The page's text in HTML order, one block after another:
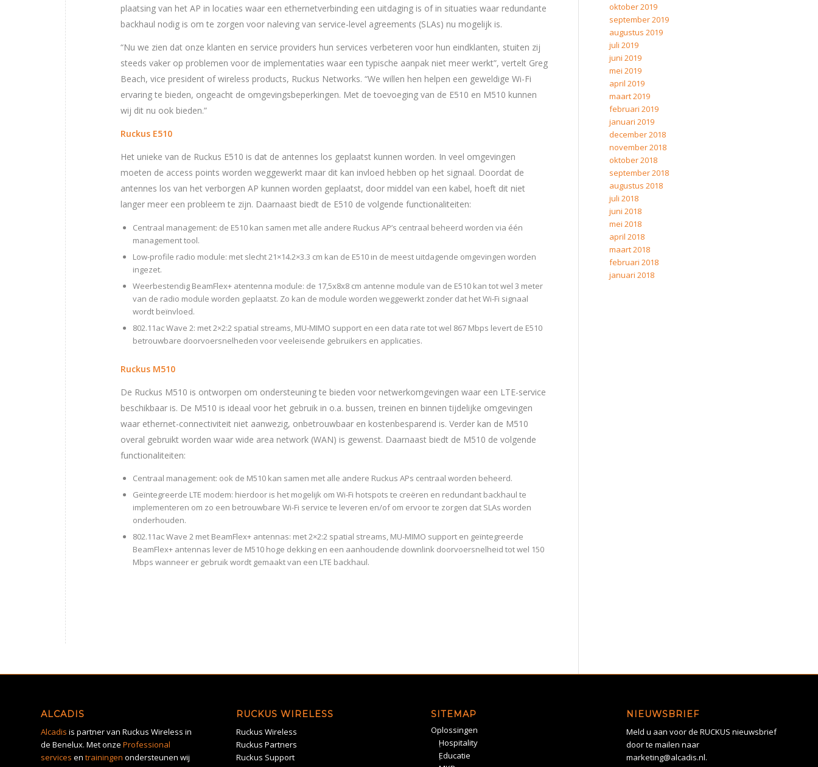
plaatsing van het AP in locaties waar een ethernetverbinding een uitdaging is of in situaties waar redundante
backhaul nodig is om te zorgen voor naleving van service-level agreements (SLAs) nu mogelijk is.
“Nu we zien dat onze klanten en service providers hun services verbeteren voor hun eindklanten, stuiten zij
steeds vaker op problemen voor de implementaties waar een typische aanpak niet meer werkt”, vertelt Greg
Beach, vice president of wireless products, Ruckus Networks. “We willen hen helpen een geweldige Wi-Fi
ervaring te bieden, ongeacht de omgevingsbeperkingen. Met de toevoeging van de E510 en M510 kunnen
wij dit nu ook bieden.”
Ruckus E510
Het unieke van de Ruckus E510 is dat de antennes los geplaatst kunnen worden. In veel omgevingen
moeten de access points worden weggewerkt maar dit kan invloed hebben op het signaal. Doordat de
antennes los van het verborgen AP kunnen worden geplaatst, door middel van een kabel, hoeft dit niet
langer meer een probleem te zijn. Daarnaast biedt de E510 de volgende functionaliteiten:
Centraal management: de E510 kan samen met alle andere Ruckus AP’s centraal beheerd worden via één
management tool.
Low-profile radio module: met slecht 21×14.2×3.3 cm kan de E510 in de meest uitdagende omgevingen worden
ingezet.
Weerbestendig BeamFlex+ atentenna module: de 17,5x8x8 cm antenne module van de E510 kan tot wel 3 meter
van de radio module worden geplaatst. Zo kan de module worden weggewerkt zonder dat het Wi-Fi signaal
wordt beïnvloed.
802.11ac Wave 2: met 2×2:2 spatial streams, MU-MIMO support en een data rate tot wel 867 Mbps levert de E510
betrouwbare doorvoersnelheden voor veeleisende gebruikers en applicaties.
Ruckus M510
De Ruckus M510 is ontworpen om ondersteuning te bieden voor netwerkomgevingen waar een LTE-service
beschikbaar is. De M510 is ideaal voor het gebruik in o.a. bussen, treinen en binnen tijdelijke omgevingen
waar ethernet-connectiviteit niet aanwezig, onbetrouwbaar en kostenbesparend is. Verder kan de M510
overal gebruikt worden waar wide area network (WAN) is gewenst. Daarnaast biedt de M510 de volgende
functionaliteiten:
Centraal management: ook de M510 kan samen met alle andere Ruckus APs centraal worden beheerd.
Geïntegreerde LTE modem: hierdoor is het mogelijk om Wi-Fi hotspots te creëren en redundant backhaul te
implementeren om zo een betrouwbare Wi-Fi service te leveren en/of om ervoor te zorgen dat SLAs worden
onderhouden.
802.11ac Wave 2 met BeamFlex+ antennas: met 2×2:2 spatial streams, MU-MIMO support en geïntegreerde
BeamFlex+ antennas lever de M510 hoge dekking en een aanhoudende downlink doorvoersnelheid tot wel 150
Mbps wanneer er gebruik wordt gemaakt van een LTE backhaul.
oktober 2019
september 2019
augustus 2019
juli 2019
juni 2019
mei 2019
april 2019
maart 2019
februari 2019
januari 2019
december 2018
november 2018
oktober 2018
september 2018
augustus 2018
juli 2018
juni 2018
mei 2018
april 2018
maart 2018
februari 2018
januari 2018
ALCADIS
Alcadis is partner van Ruckus Wireless in
de Benelux. Met onze Professional
services en trainingen ondersteunen wij
RUCKUS WIRELESS
Ruckus Wireless
Ruckus Partners
Ruckus Support
SITEMAP
Oplossingen
Hospitality
Educatie
NIEUWSBRIEF
Meld u aan voor de RUCKUS nieuwsbrief
door te mailen naar
marketing@alcadis.nl.